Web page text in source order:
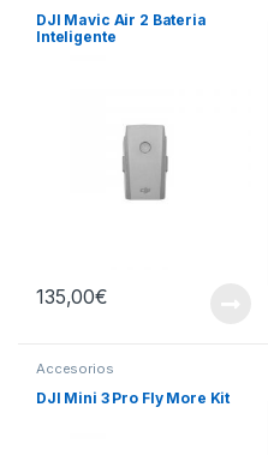
DJI Mavic Air 2 Bateria
Inteligente
135,00€
Accesorios
DJI Mini 3 Pro Fly More Kit